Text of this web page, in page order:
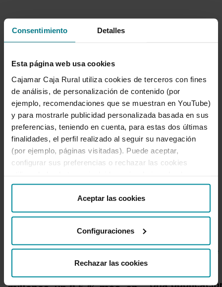
Consentimiento Detalles
Esta página web usa cookies
Cajamar Caja Rural utiliza cookies de terceros con fines
de análisis, de personalización de contenido (por
ejemplo, recomendaciones que se muestran en YouTube)
y para mostrarle publicidad personalizada basada en sus
preferencias, teniendo en cuenta, para estas dos últimas
finalidades, el perfil realizado al seguir su navegación
(por ejemplo, páginas visitadas). Puede aceptar,
configurar sus preferencias o rechazar las cookies
“Detalles”. También puede obtener más información, así
como cambiar el consentimiento en cualquier momento
desde nuestraPolítica de Cookies.
Aceptar las cookies
Configuraciones
Rechazar las cookies
Grupo Cooperativo Cajamar
950 21 03 86 |
comunicacion@grupocooperativocajamar.com
@PrensaCajamar
Ir a Sala de prensa
Noticias destacadas
Una